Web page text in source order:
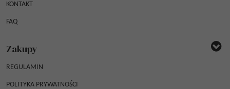
KONTAKT
FAQ
Zakupy
REGULAMIN
POLITYKA PRYWATNOŚCI